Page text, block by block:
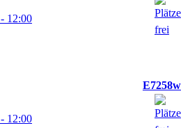
- 12:00
E7258w
- 12:00